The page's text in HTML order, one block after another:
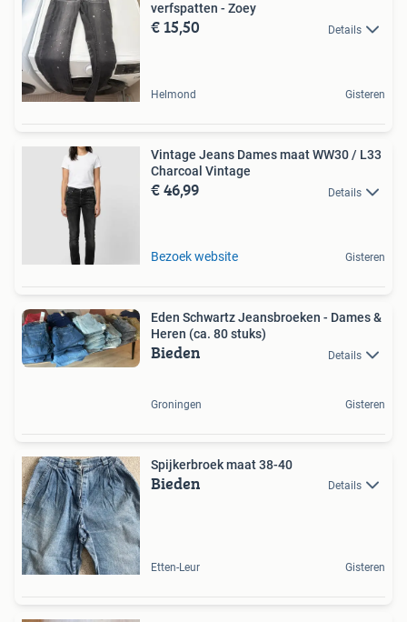
verfspatten - Zoey
€ 15,50 Details
Helmond Gisteren
Vintage Jeans Dames maat WW30 / L33
Charcoal Vintage
€ 46,99 Details
Bezoek website Gisteren
Eden Schwartz Jeansbroeken - Dames &
Heren (ca. 80 stuks)
Bieden Details
Groningen Gisteren
Spijkerbroek maat 38-40
Bieden Details
Etten-Leur Gisteren